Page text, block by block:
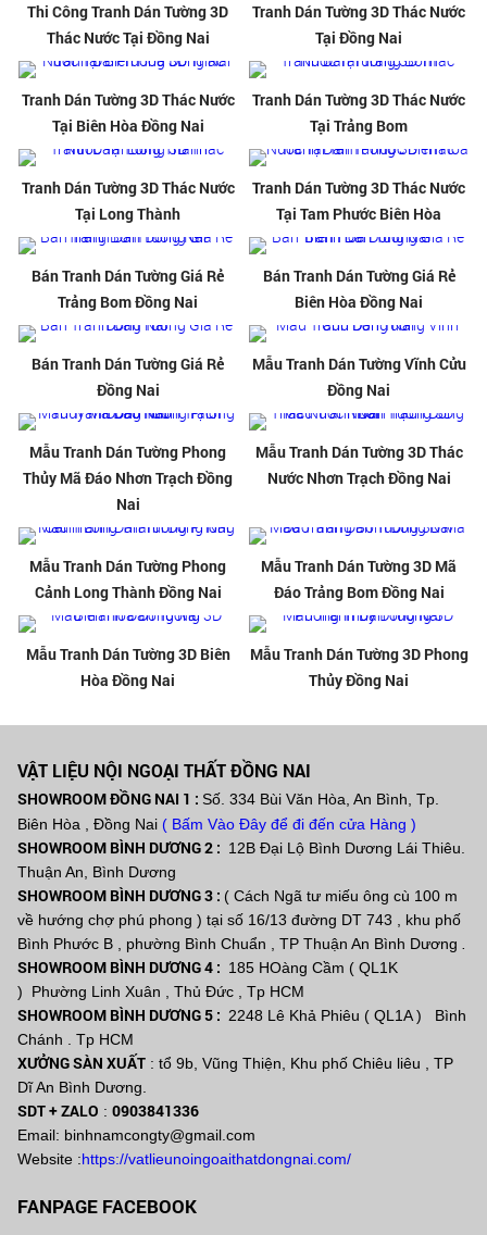
Thi Công Tranh Dán Tường 3D
Thác Nước Tại Đồng Nai
Tranh Dán Tường 3D Thác Nước
Tại Đồng Nai
Tranh Dán Tường 3D Thác Nước
Tại Biên Hòa Đồng Nai
Tranh Dán Tường 3D Thác Nước
Tại Trảng Bom
Tranh Dán Tường 3D Thác Nước
Tại Long Thành
Tranh Dán Tường 3D Thác Nước
Tại Tam Phước Biên Hòa
Bán Tranh Dán Tường Giá Rẻ
Trảng Bom Đồng Nai
Bán Tranh Dán Tường Giá Rẻ
Biên Hòa Đồng Nai
Bán Tranh Dán Tường Giá Rẻ
Đồng Nai
Mẫu Tranh Dán Tường Vĩnh Cửu
Đồng Nai
Mẫu Tranh Dán Tường Phong
Thủy Mã Đáo Nhơn Trạch Đồng
Nai
Mẫu Tranh Dán Tường 3D Thác
Nước Nhơn Trạch Đồng Nai
Mẫu Tranh Dán Tường Phong
Cảnh Long Thành Đồng Nai
Mẫu Tranh Dán Tường 3D Mã
Đáo Trảng Bom Đồng Nai
Mẫu Tranh Dán Tường 3D Biên
Hòa Đồng Nai
Mẫu Tranh Dán Tường 3D Phong
Thủy Đồng Nai
VẬT LIỆU NỘI NGOẠI THẤT ĐỒNG NAI
SHOWROOM ĐỒNG NAI 1 :Số. 334 Bùi Văn Hòa, An Bình, Tp.
Biên Hòa , Đồng Nai ( Bấm Vào Đây để đi đến cửa Hàng )
SHOWROOM BÌNH DƯƠNG 2 : 12B Đại Lộ Bình Dương Lái Thiêu.
Thuận An, Bình Dương
SHOWROOM BÌNH DƯƠNG 3 : ( Cách Ngã tư miếu ông cù 100 m
về hướng chợ phú phong ) tại số 16/13 đường DT 743 , khu phố
Bình Phước B , phường Bình Chuẩn , TP Thuận An Bình Dương
SHOWROOM BÌNH DƯƠNG 4 : 185 HOàng Cầm ( QL1K
) Phường Linh Xuân , Thủ Đức , Tp HCM
SHOWROOM BÌNH DƯƠNG 5 : 2248 Lê Khả Phiêu ( QL1A ) Bình
Chánh . Tp HCM
XƯỞNG SÀN XUẤT : tổ 9b, Vũng Thiện, Khu phố Chiêu liêu , TP
Dĩ An Bình Dương.
SDT + ZALO :0903841336
Email: binhnamcongty@gmail.com
Website :https://vatlieunoingoaithatdongnai.com/
FANPAGE FACEBOOK